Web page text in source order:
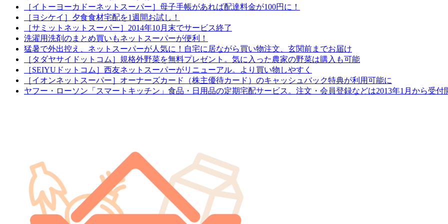
［イトーヨーカドーネットスーパー］母子手帳があれば配達料金が100円に！
［ヨシケイ］夕食食材宅配を1週間お試し！
［サミットネットスーパー］2014年10月末でサービス終了
洗濯用洗剤のまとめ買いもネットスーパーが便利！
猛暑で外出控え、ネットスーパーが人気に！自宅に居ながら買い物注文、玄関前までお届け
［タダヤサイドットコム］規格外野菜を無料プレゼント。気に入った農家の野菜は購入も可能
［SEIYUドットコム］西友ネットスーパーがリニューアル。より買い物しやすく
［イオンネットスーパー］オーナーズカード（株主優待カード）のキャッシュバック特典が利用可能に
ヤフー・ローソン「スマートキッチン」食品・日用品の定期宅配サービス。注文・会員登録などは2013年1月から受付